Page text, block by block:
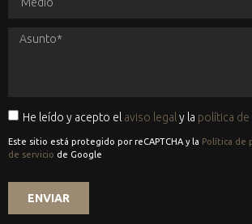
He leído y acepto el aviso legal y la política de
Este sitio está protegido por reCAPTCHA y la Política de
de servicio de Google
ENVIAR